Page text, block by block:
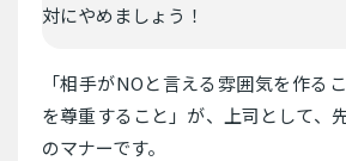
対にやめましょう！
「相手がNOと言える雰囲気を作る
を尊重すること」が、上司として、
のマナーです。